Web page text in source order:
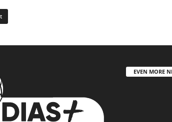
EVEN MORE